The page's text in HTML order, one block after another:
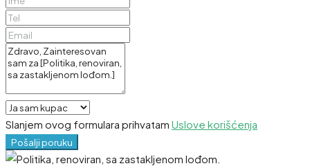
Slanjem ovog formulara prihvatam Uslove korišćenja
Pošalji poruku